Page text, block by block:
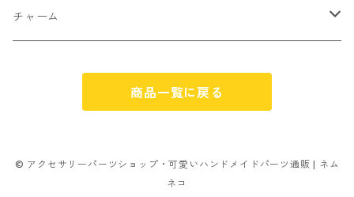
シーズン系
単文字
スマイル
フラワー お花
ヘアーパーツ
カニカン
OPP袋
アクリルビーズ
フレークシュガー
クリスマス
フレークシュガー
おばけ
チャーム
アルファベット
商品一覧に戻る
© アクセサリーパーツショップ・可愛いハンドメイドパーツ通販 | ネム
ネコ